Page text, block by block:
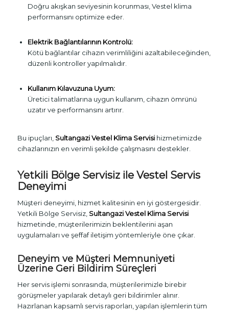
Doğru akışkan seviyesinin korunması, Vestel klima
performansını optimize eder.
Elektrik Bağlantılarının Kontrolü:
Kötü bağlantılar cihazın verimliliğini azaltabileceğinden,
düzenli kontroller yapılmalıdır.
Kullanım Kılavuzuna Uyum:
Üretici talimatlarına uygun kullanım, cihazın ömrünü
uzatır ve performansını artırır.
Bu ipuçları, Sultangazi Vestel Klima Servisihizmetimizde
cihazlarınızın en verimli şekilde çalışmasını destekler.
Yetkili Bölge Servisiz ile Vestel Servis
Deneyimi
Müşteri deneyimi, hizmet kalitesinin en iyi göstergesidir.
Yetkili Bölge Servisiz, Sultangazi Vestel Klima Servisi
hizmetinde, müşterilerimizin beklentilerini aşan
uygulamaları ve şeffaf iletişim yöntemleriyle öne çıkar.
Deneyim ve Müşteri Memnuniyeti
Üzerine Geri Bildirim Süreçleri
Her servis işlemi sonrasında, müşterilerimizle birebir
görüşmeler yapılarak detaylı geri bildirimler alınır.
Hazırlanan kapsamlı servis raporları, yapılan işlemlerin tüm